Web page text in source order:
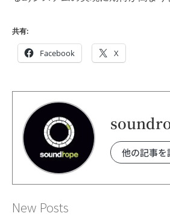
共有:
Facebook X
他の記事を
New Posts